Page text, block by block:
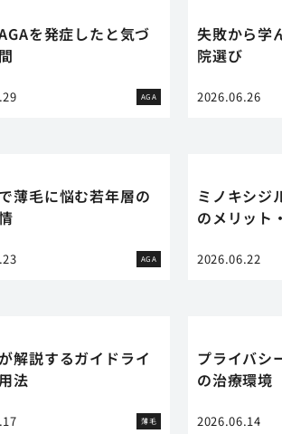
を発症したと気づ
AGA
失敗から学
院選び
2026.06.26
薄毛に悩む若年層の
AGA
ミノキシジ
のメリット
2026.06.22
解説するガイドライ
法
薄毛
プライバシ
の治療環境
2026.06.14